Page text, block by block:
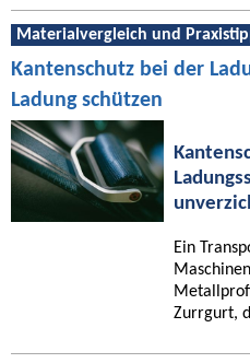
Materialvergleich und
Kantenschutz bei der
Ladung schützen
Ein
Zurrgurt,